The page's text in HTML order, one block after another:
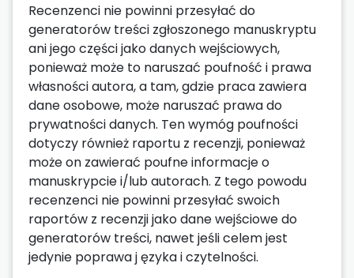
Recenzenci nie powinni przesyłać do
generatorów treści zgłoszonego manuskryptu
ani jego części jako danych wejściowych,
ponieważ może to naruszać poufność i prawa
własności autora, a tam, gdzie praca zawiera
dane osobowe, może naruszać prawa do
prywatności danych. Ten wymóg poufności
dotyczy również raportu z recenzji, ponieważ
może on zawierać poufne informacje o
manuskrypcie i/lub autorach. Z tego powodu
recenzenci nie powinni przesyłać swoich
raportów z recenzji jako dane wejściowe do
generatorów treści, nawet jeśli celem jest
jedynie poprawa j ęzyka i czytelności.